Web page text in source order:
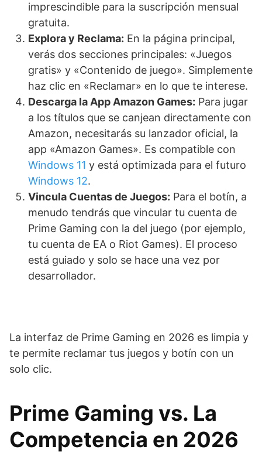
imprescindible para la suscripción mensual
gratuita.
Explora y Reclama: En la página principal,
verás dos secciones principales: «Juegos
gratis» y «Contenido de juego». Simplemente
haz clic en «Reclamar» en lo que te interese.
Descarga la App Amazon Games: Para jugar
a los títulos que se canjean directamente con
Amazon, necesitarás su lanzador oficial, la
app «Amazon Games». Es compatible con
Windows 11 y está optimizada para el futuro
Windows 12.
Vincula Cuentas de Juegos: Para el botín, a
menudo tendrás que vincular tu cuenta de
Prime Gaming con la del juego (por ejemplo,
tu cuenta de EA o Riot Games). El proceso
está guiado y solo se hace una vez por
desarrollador.
La interfaz de Prime Gaming en 2026 es limpia y
te permite reclamar tus juegos y botín con un
solo clic.
Prime Gaming vs. La
Competencia en 2026